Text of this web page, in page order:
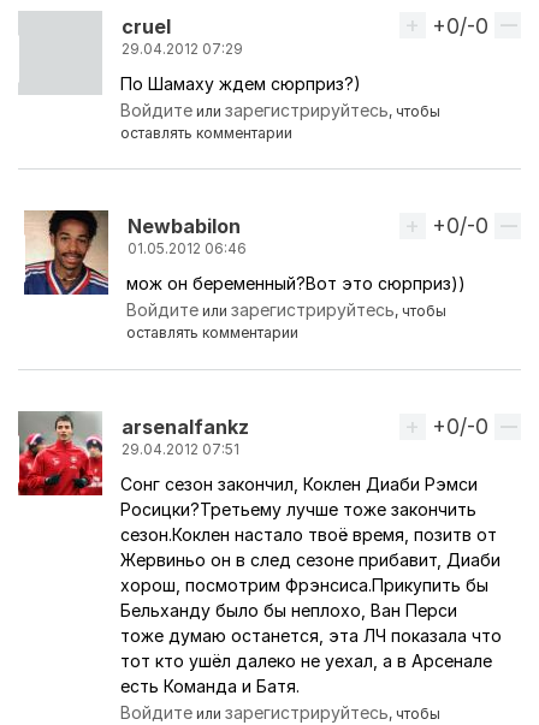
cruel
29.04.2012 07:29
Вверх
+0/-0
По Шамаху ждем сюрприз?)
Войдите илизарегистрируйтесь, чтобы
оставлять комментарии
Newbabilon
01.05.2012 06:46
Ответ на комментарий пользователяcruel
Вверх
+0/-0
мож он беременный?Вот это сюрприз))
Войдите илизарегистрируйтесь, чтобы
оставлять комментарии
arsenalfankz
29.04.2012 07:51
Вверх
+0/-0
Сонг сезон закончил, Коклен Диаби Рэмси
Росицки?Третьему лучше тоже закончить
сезон.Коклен настало твоё время, позитв от
Жервиньо он в след сезоне прибавит, Диаби
хорош, посмотрим Фрэнсиса.Прикупить бы
Бельханду было бы неплохо, Ван Перси
тоже думаю останется, эта ЛЧ показала что
тот кто ушёл далеко не уехал, а в Арсенале
есть Команда и Батя.
Войдите илизарегистрируйтесь, чтобы